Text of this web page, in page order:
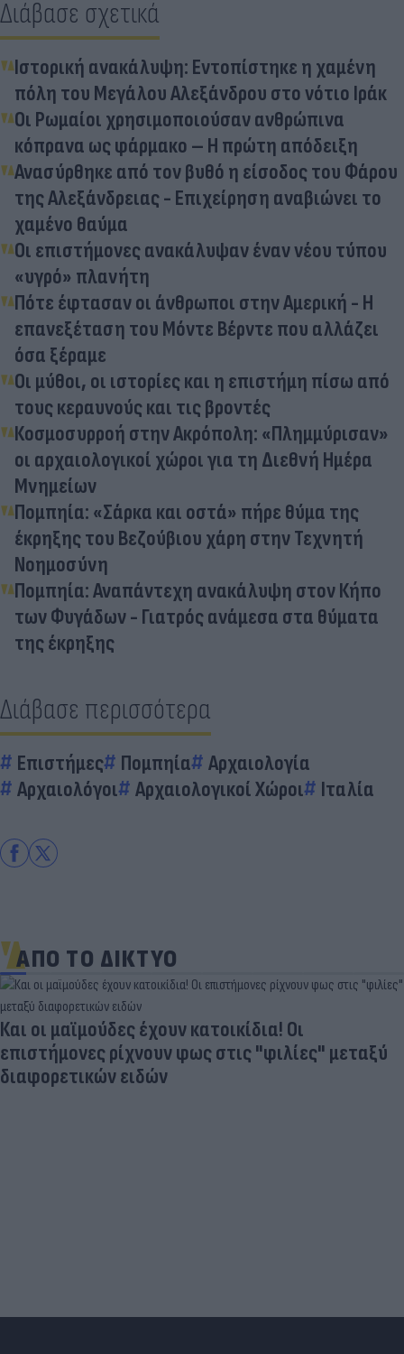
Διάβασε σχετικά
Ιστορική ανακάλυψη: Εντοπίστηκε η χαμένη
πόλη του Μεγάλου Αλεξάνδρου στο νότιο Ιράκ
Οι Ρωμαίοι χρησιμοποιούσαν ανθρώπινα
κόπρανα ως φάρμακο – Η πρώτη απόδειξη
Ανασύρθηκε από τον βυθό η είσοδος του Φάρου
της Αλεξάνδρειας - Επιχείρηση αναβιώνει το
χαμένο θαύμα
Οι επιστήμονες ανακάλυψαν έναν νέου τύπου
«υγρό» πλανήτη
Πότε έφτασαν οι άνθρωποι στην Αμερική - Η
επανεξέταση του Μόντε Βέρντε που αλλάζει
όσα ξέραμε
Οι μύθοι, οι ιστορίες και η επιστήμη πίσω από
τους κεραυνούς και τις βροντές
Κοσμοσυρροή στην Ακρόπολη: «Πλημμύρισαν»
οι αρχαιολογικοί χώροι για τη Διεθνή Ημέρα
Μνημείων
Πομπηία: «Σάρκα και οστά» πήρε θύμα της
έκρηξης του Βεζούβιου χάρη στην Τεχνητή
Νοημοσύνη
Πομπηία: Αναπάντεχη ανακάλυψη στον Κήπο
των Φυγάδων - Γιατρός ανάμεσα στα θύματα
της έκρηξης
Διάβασε περισσότερα
Επιστήμες Πομπηία
Αρχαιολογία
Αρχαιολόγοι
Αρχαιολογικοί Χώροι Ιταλία
ΑΠΟ ΤΟ ΔΙΚΤΥΟ
Και οι μαϊμούδες έχουν κατοικίδια! Οι
επιστήμονες ρίχνουν φως στις "φιλίες" μεταξύ
διαφορετικών ειδών